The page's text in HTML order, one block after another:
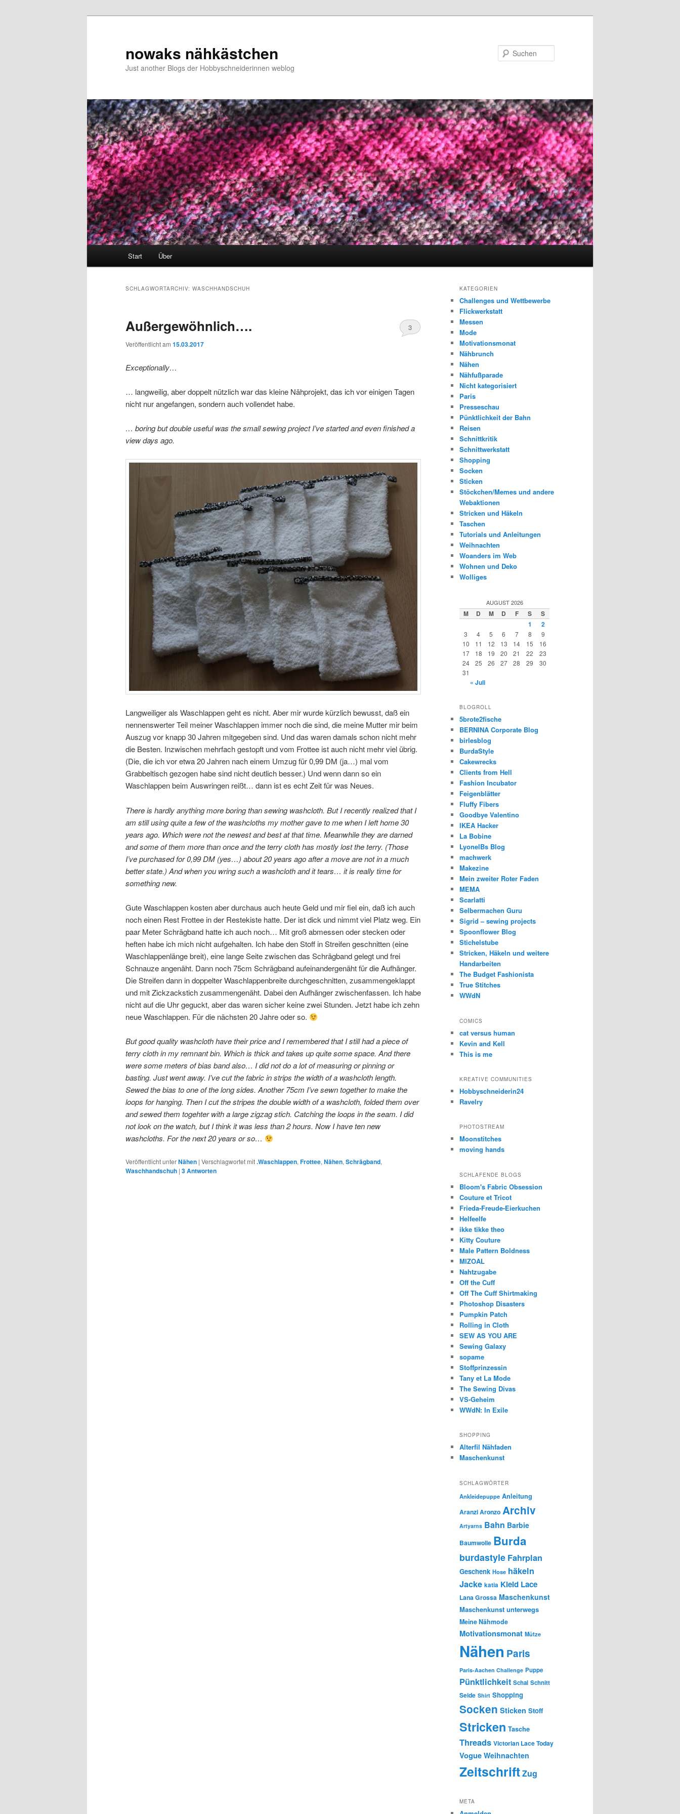
nowaks nähkästchen
Just another Blogs der Hobbyschneiderinnen weblog
Start Über
SCHLAGWORTARCHIV: WASCHHANDSCHUH
Außergewöhnlich….
Veröffentlicht am 15.03.2017
3
Exceptionally…
… langweilig, aber doppelt nützlich war das kleine Nähprojekt, das ich vor einigen Tagen
nicht nur angefangen, sondern auch vollendet habe.
… boring but double useful was the small sewing project I’ve started and even finished a
view days ago.
Langweiliger als Waschlappen geht es nicht. Aber mir wurde kürzlich bewusst, daß ein
nennenswerter Teil meiner Waschlappen immer noch die sind, die meine Mutter mir beim
Auszug vor knapp 30 Jahren mitgegeben sind. Und das waren damals schon nicht mehr
die Besten. Inzwischen mehrfach gestopft und vom Frottee ist auch nicht mehr viel übrig.
(Die, die ich vor etwa 20 Jahren nach einem Umzug für 0,99 DM (ja…) mal vom
Grabbeltisch gezogen habe sind nicht deutlich besser.) Und wenn dann so ein
Waschlappen beim Auswringen reißt… dann ist es echt Zeit für was Neues.
There is hardly anything more boring than sewing washcloth. But I recently realized that I
am still using quite a few of the washcloths my mother gave to me when I left home 30
years ago. Which were not the newest and best at that time. Meanwhile they are darned
and some of them more than once and the terry cloth has mostly lost the terry. (Those
I’ve purchased for 0,99 DM (yes…) about 20 years ago after a move are not in a much
better state.) And when you wring such a washcloth and it tears… it is really time for
something new.
Gute Waschlappen kosten aber durchaus auch heute Geld und mir fiel ein, daß ich auch
noch einen Rest Frottee in der Restekiste hatte. Der ist dick und nimmt viel Platz weg. Ein
paar Meter Schrägband hatte ich auch noch… Mit groß abmessen oder stecken oder
heften habe ich mich nicht aufgehalten. Ich habe den Stoff in Streifen geschnitten (eine
Waschlappenlänge breit), eine lange Seite zwischen das Schrägband gelegt und frei
Schnauze angenäht. Dann noch 75cm Schrägband aufeinandergenäht für die Aufhänger.
Die Streifen dann in doppelter Waschlappenbreite durchgeschnitten, zusammengeklappt
und mit Zickzackstich zusammengenäht. Dabei den Aufhänger zwischenfassen. Ich habe
nicht auf die Uhr geguckt, aber das waren sicher keine zwei Stunden. Jetzt habe ich zehn
neue Waschlappen. Für die nächsten 20 Jahre oder so.
But good quality washcloth have their price and I remembered that I still had a piece of
terry cloth in my remnant bin. Which is thick and takes up quite some space. And there
were some meters of bias band also… I did not do a lot of measuring or pinning or
basting. Just went away. I’ve cut the fabric in strips the width of a washcloth length.
Sewed the bias to one of the long sides. Another 75cm I’ve sewn together to make the
loops for hanging. Then I cut the stripes the double width of a washcloth, folded them over
and sewed them togehter with a large zigzag stich. Catching the loops in the seam. I did
not look on the watch, but I think it was less than 2 hours. Now I have ten new
washcloths. For the next 20 years or so…
Veröffentlicht unterNähen | Verschlagwortet mit.Waschlappen, Frottee, Nähen, Schrägband,
Waschhandschuh | 3Antworten
KATEGORIEN
Challenges und Wettbewerbe
Flickwerkstatt
Messen
Mode
Motivationsmonat
Nähbrunch
Nähen
Nähfußparade
Nicht kategorisiert
Paris
Presseschau
Pünktlichkeit der Bahn
Reisen
Schnittkritik
Schnittwerkstatt
Shopping
Socken
Sticken
Stöckchen/Memes und andere
Webaktionen
Stricken und Häkeln
Taschen
Tutorials und Anleitungen
Weihnachten
Woanders im Web
Wohnen und Deko
Wolliges
AUGUST 2026
M D M D F S
S
1
2
3 4 5 6 7 8
9
10
11 12 13 14 15
16
17
18 19 20 21 22
23
24
25 26 27 28 29
30
31
« Juli
BLOGROLL
5brote2fische
BERNINA Corporate Blog
birlesblog
BurdaStyle
Cakewrecks
Clients from Hell
Fashion Incubator
Feigenblätter
Fluffy Fibers
Goodbye Valentino
IKEA Hacker
La Bobine
LyonelBs Blog
machwerk
Makezine
Mein zweiter Roter Faden
MEMA
Scarlatti
Selbermachen Guru
Sigrid – sewing projects
Spoonflower Blog
Stichelstube
Stricken, Häkeln und weitere
Handarbeiten
The Budget Fashionista
True Stitches
WWdN
COMICS
cat versus human
Kevin and Kell
This is me
KREATIVE COMMUNITIES
Hobbyschneiderin24
Ravelry
PHOTOSTREAM
Moonstitches
moving hands
SCHLAFENDE BLOGS
Bloom's Fabric Obsession
Couture et Tricot
Frieda-Freude-Eierkuchen
Helfeelfe
ikke tikke theo
Kitty Couture
Male Pattern Boldness
MIZOAL
Nahtzugabe
Off the Cuff
Off The Cuff Shirtmaking
Photoshop Disasters
Pumpkin Patch
Rolling in Cloth
SEW AS YOU ARE
Sewing Galaxy
sopame
Stoffprinzessin
Tany et La Mode
The Sewing Divas
VS-Geheim
WWdN: In Exile
SHOPPING
Alterfil Nähfaden
Maschenkunst
SCHLAGWÖRTER
Ankleidepuppe Anleitung
Aranzi Aronzo Archiv
Artyarns Bahn Barbie
Baumwolle Burda
burdastyle Fahrplan
Geschenk Hose häkeln
Jacke katia Kleid Lace
Lana Grossa Maschenkunst
Maschenkunst unterwegs
Meine Nähmode
Motivationsmonat Mütze
Nähen Paris
Paris-Aachen Challenge Puppe
Pünktlichkeit Schal Schnitt
Seide Shirt Shopping
Socken Sticken Stoff
Stricken Tasche
Threads Victorian Lace Today
Vogue Weihnachten
ZeitschriftZug
META